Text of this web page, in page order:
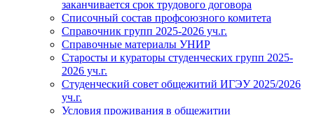
заканчивается срок трудового договора
Списочный состав профсоюзного комитета
Справочник групп 2025-2026 уч.г.
Справочные материалы УНИР
Старосты и кураторы студенческих групп 2025-
2026 уч.г.
Студенческий совет общежитий ИГЭУ 2025/2026
уч.г.
Условия проживания в общежитии